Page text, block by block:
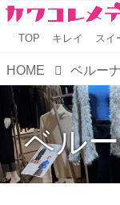
TOP キレイ スイ
HOME ベルーナ
ベル